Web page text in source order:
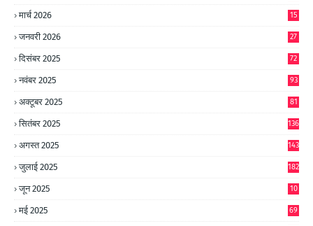
मार्च 2026 15
जनवरी 2026 27
दिसंबर 2025 72
नवंबर 2025 93
अक्टूबर 2025 81
सितंबर 2025 136
अगस्त 2025 143
जुलाई 2025 182
जून 2025
10
मई 2025 69